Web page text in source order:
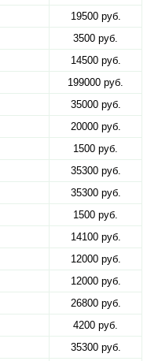
19500 руб.
3500 руб.
14500 руб.
199000 руб.
35000 руб.
20000 руб.
1500 руб.
35300 руб.
35300 руб.
1500 руб.
14100 руб.
12000 руб.
12000 руб.
26800 руб.
4200 руб.
35300 руб.